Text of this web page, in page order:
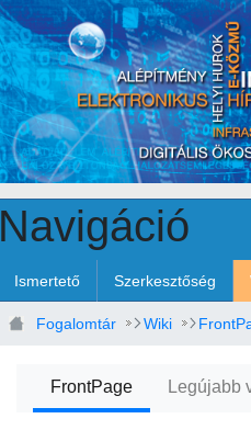
Navigáció
Ismertető Szerkesztőség
Fogalomtár Wiki
FrontPage Legújabb